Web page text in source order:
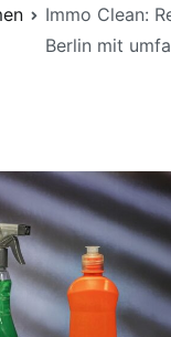
Immo Clean:
Berlin mit